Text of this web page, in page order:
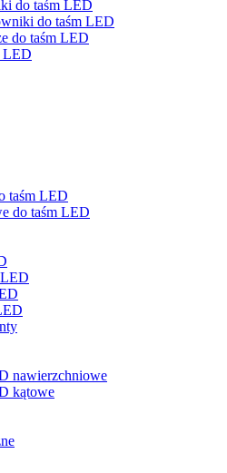
do taśm LED
do taśm LED
LED
do taśm LED
nawierzchniowe
kątowe